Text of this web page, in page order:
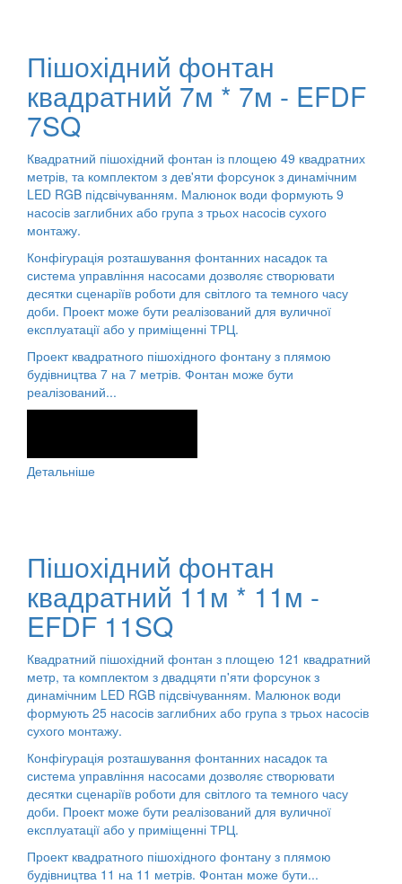
Пішохідний фонтан
квадратний 7м * 7м - EFDF
7SQ
Квадратний пішохідний фонтан із площею 49 квадратних
метрів, та комплектом з дев'яти форсунок з динамічним
LED RGB підсвічуванням. Малюнок води формують 9
насосів заглибних або група з трьох насосів сухого
монтажу.
Конфігурація розташування фонтанних насадок та
система управління насосами дозволяє створювати
десятки сценаріїв роботи для світлого та темного часу
доби. Проект може бути реалізований для вуличної
експлуатації або у приміщенні ТРЦ.
Проект квадратного пішохідного фонтану з плямою
будівництва 7 на 7 метрів. Фонтан може бути
реалізований...
Детальніше
Пішохідний фонтан
квадратний 11м * 11м -
EFDF 11SQ
Квадратний пішохідний фонтан з площею 121 квадратний
метр, та комплектом з двадцяти п'яти форсунок з
динамічним LED RGB підсвічуванням. Малюнок води
формують 25 насосів заглибних або група з трьох насосів
сухого монтажу.
Конфігурація розташування фонтанних насадок та
система управління насосами дозволяє створювати
десятки сценаріїв роботи для світлого та темного часу
доби. Проект може бути реалізований для вуличної
експлуатації або у приміщенні ТРЦ.
Проект квадратного пішохідного фонтану з плямою
будівництва 11 на 11 метрів. Фонтан може бути...